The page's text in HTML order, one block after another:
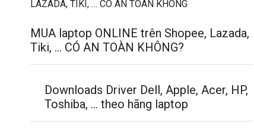
MUA laptop ONLINE trên Shopee, Lazada,
Tiki, … CÓ AN TOÀN KHÔNG?
Downloads Driver Dell, Apple, Acer, HP,
Toshiba, … theo hãng laptop